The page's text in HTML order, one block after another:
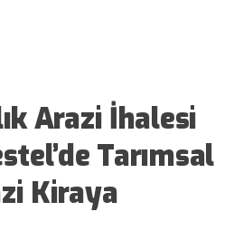
Arazi İhalesi
Tarımsal
Kiraya